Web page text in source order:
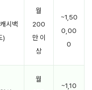
시백
)
월
200
만 이
상
~1,50
0,00
0
월
~1,10